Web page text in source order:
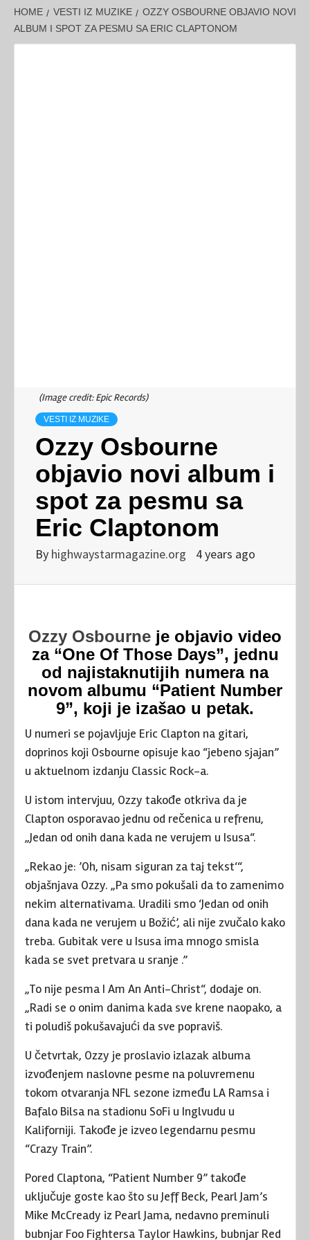
HOME VESTI IZ MUZIKE
OZZY OSBOURNE OBJAVIO NOVI
ALBUM I SPOT ZA PESMU SA ERIC CLAPTONOM
(Image credit: Epic Records)
VESTI IZ MUZIKE
Ozzy Osbourne
objavio novi album i
spot za pesmu sa
Eric Claptonom
By highwaystarmagazine.org 4 years ago
Ozzy Osbourne je objavio video
za “One Of Those Days”, jednu
od najistaknutijih numera na
novom albumu “Patient Number
9”, koji je izašao u petak.
U numeri se pojavljuje Eric Clapton na gitari,
doprinos koji Osbourne opisuje kao “jebeno sjajan”
u aktuelnom izdanju Classic Rock-a.
U istom intervjuu, Ozzy takođe otkriva da je
Clapton osporavao jednu od rečenica u refrenu,
„Jedan od onih dana kada ne verujem u Isusa“.
„Rekao je: ’Oh, nisam siguran za taj tekst‘“,
objašnjava Ozzy. „Pa smo pokušali da to zamenimo
nekim alternativama. Uradili smo ‘Jedan od onih
dana kada ne verujem u Božić’, ali nije zvučalo kako
treba. Gubitak vere u Isusa ima mnogo smisla
kada se svet pretvara u sranje .”
„To nije pesma I Am An Anti-Christ“, dodaje on.
„Radi se o onim danima kada sve krene naopako, a
ti poludiš pokušavajući da sve popraviš.
U četvrtak, Ozzy je proslavio izlazak albuma
izvođenjem naslovne pesme na poluvremenu
tokom otvaranja NFL sezone između LA Ramsa i
Bafalo Bilsa na stadionu SoFi u Inglvudu u
Kaliforniji. Takođe je izveo legendarnu pesmu
“Crazy Train”.
Pored Claptona, “Patient Number 9” takođe
uključuje goste kao što su Jeff Beck, Pearl Jam’s
Mike McCready iz Pearl Jama, nedavno preminuli
bubnjar Foo Fightersa Taylor Hawkins, bubnjar Red